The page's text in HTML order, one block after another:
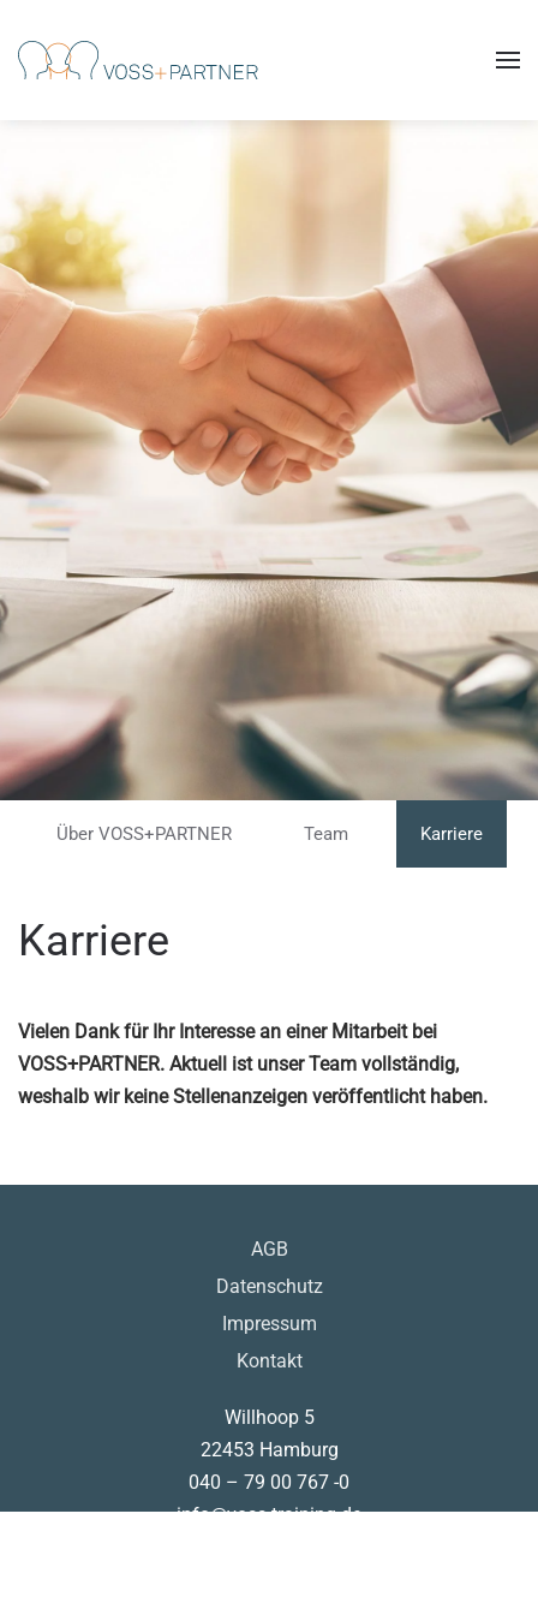
Skip to main content
Über VOSS+PARTNER Team Karriere
Karriere
Vielen Dank für Ihr Interesse an einer Mitarbeit bei
VOSS+PARTNER. Aktuell ist unser Team vollständig,
weshalb wir keine Stellenanzeigen veröffentlicht haben.
AGB
Datenschutz
Impressum
Kontakt
Willhoop 5
22453 Hamburg
040 – 79 00 767 -0
info@voss-training.de